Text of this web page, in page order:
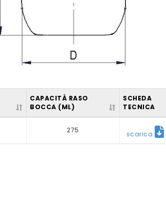
CAPACITÀ RASO
BOCCA (ML)
SCHEDA
TECNICA
275 scarica